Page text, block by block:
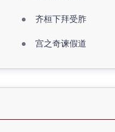
齐桓下拜受胙
宫之奇谏假道